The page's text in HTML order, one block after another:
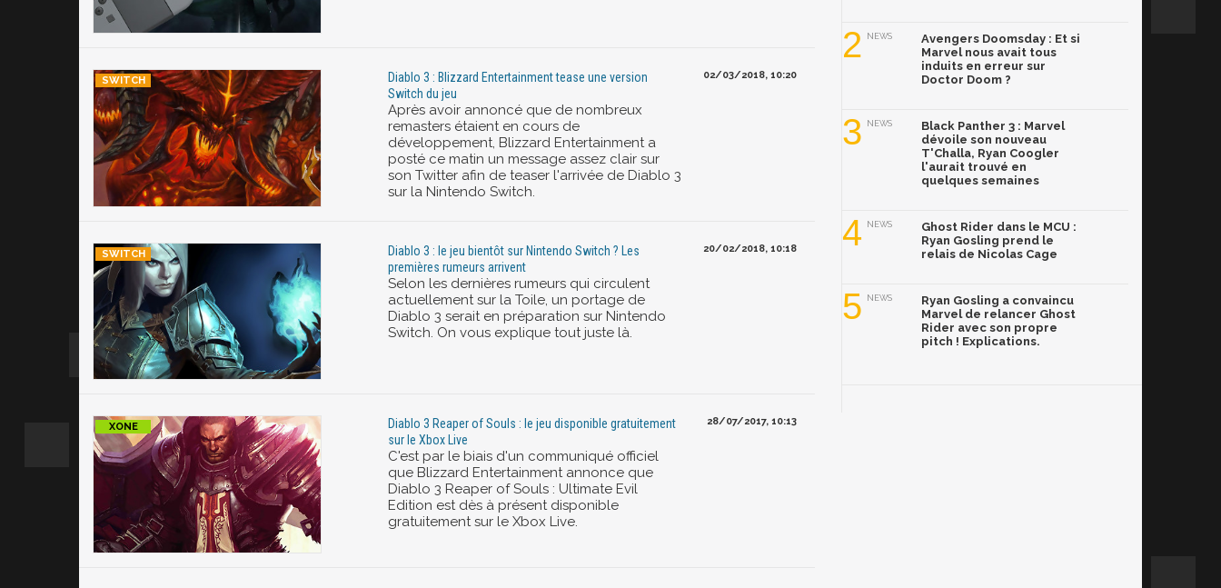
Diablo 3 : Blizzard Entertainment tease une version
Switch du jeu
Après avoir annoncé que de nombreux
remasters étaient en cours de
développement, Blizzard Entertainment a
posté ce matin un message assez clair sur
son Twitter afin de teaser l'arrivée de Diablo 3
sur la Nintendo Switch.
02/03/2018, 10:20
Diablo 3 : le jeu bientôt sur Nintendo Switch ? Les
premières rumeurs arrivent
Selon les dernières rumeurs qui circulent
actuellement sur la Toile, un portage de
Diablo 3 serait en préparation sur Nintendo
Switch. On vous explique tout juste là.
20/02/2018, 10:18
Diablo 3 Reaper of Souls : le jeu disponible gratuitement
sur le Xbox Live
C'est par le biais d'un communiqué officiel
que Blizzard Entertainment annonce que
Diablo 3 Reaper of Souls : Ultimate Evil
Edition est dès à présent disponible
gratuitement sur le Xbox Live.
28/07/2017, 10:13
2 NEWS
Avengers Doomsday : Et si
Marvel nous avait tous
induits en erreur sur
Doctor Doom ?
3 NEWS
Black Panther 3 : Marvel
dévoile son nouveau
T'Challa, Ryan Coogler
l'aurait trouvé en
quelques semaines
4 NEWS
Ghost Rider dans le MCU :
Ryan Gosling prend le
relais de Nicolas Cage
5 NEWS
Ryan Gosling a convaincu
Marvel de relancer Ghost
Rider avec son propre
pitch ! Explications.